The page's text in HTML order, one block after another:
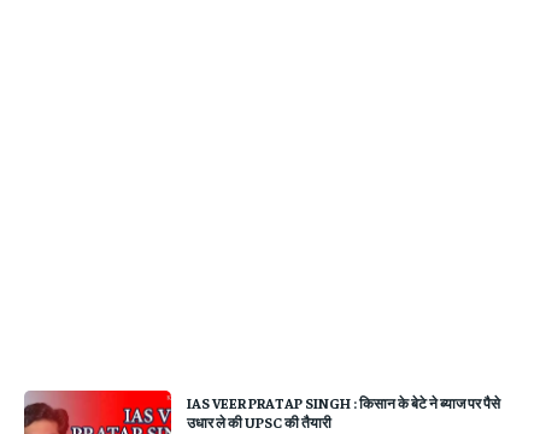
IAS VEER PRATAP SINGH : किसान के बेटे ने ब्याज पर पैसे
उधार ले की UPSC की तैयारी